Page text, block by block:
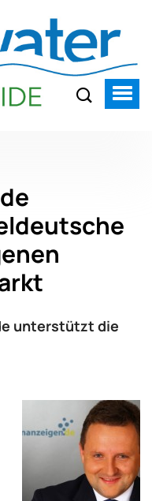
unterstützt die